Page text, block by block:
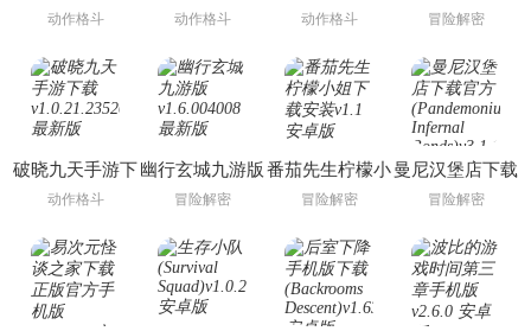
下载安装
2)
动作格斗
下载安装
动作格斗 动作格斗 冒险解密
破晓九天手游下
载
动作格斗
幽行玄城九游版
冒险解密
番茄先生柠檬小
姐下载安装
冒险解密
曼尼汉堡店下载
官方
Infernal Bonds)
冒险解密